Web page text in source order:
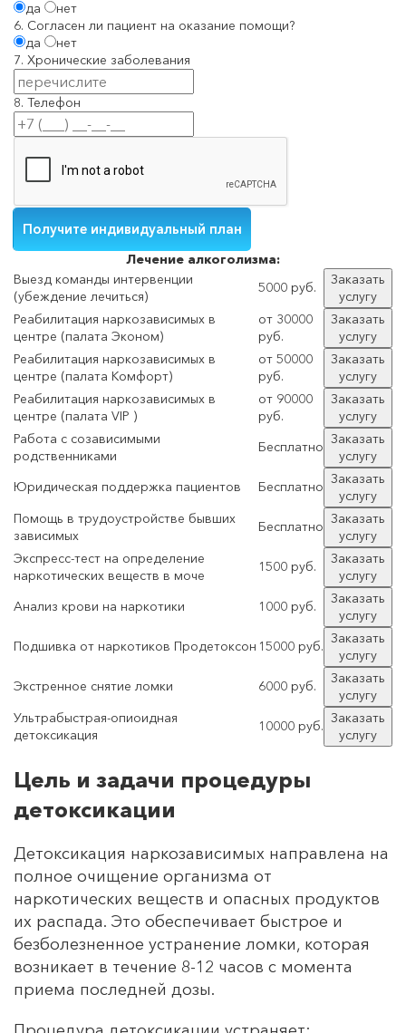
да
нет
6. Согласен ли пациент на оказание помощи?
да
нет
7. Хронические заболевания
8. Телефон
Лечение алкоголизма:
Выезд команды интервенции
(убеждение лечиться)
5000 руб.
Заказать
услугу
Реабилитация наркозависимых в
центре (палата Эконом)
от 30000
руб.
Заказать
услугу
Реабилитация наркозависимых в
центре (палата Комфорт)
от 50000
руб.
Заказать
услугу
Реабилитация наркозависимых в
центре (палата VIP )
от 90000
руб.
Заказать
услугу
Работа с созависимыми
родственниками
Бесплатно Заказать
услугу
Юридическая поддержка пациентов
Бесплатно Заказать
услугу
Помощь в трудоустройстве бывших
зависимых
Бесплатно Заказать
услугу
Экспресс-тест на определение
наркотических веществ в моче
1500 руб.
Заказать
услугу
Анализ крови на наркотики
1000 руб.
Заказать
услугу
Подшивка от наркотиков Продетоксон 15000 руб. Заказать
услугу
Экстренное снятие ломки
6000 руб.
Заказать
услугу
Ультрабыстрая-опиоидная
детоксикация
10000 руб. Заказать
услугу
Цель и задачи процедуры
детоксикации
Детоксикация наркозависимых направлена на
полное очищение организма от
наркотических веществ и опасных продуктов
их распада. Это обеспечивает быстрое и
безболезненное устранение ломки, которая
возникает в течение 8-12 часов с момента
приема последней дозы.